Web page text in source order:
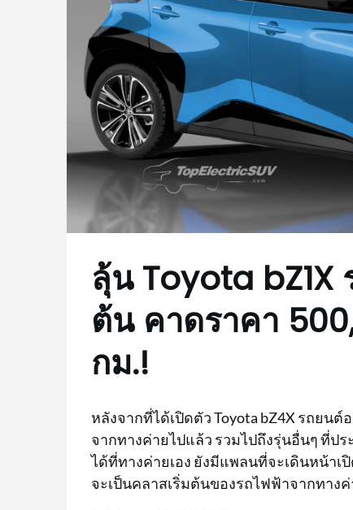
ลุ้น Toyota bZ1X
ต้น คาดราคา
กม.!
หลังจากที่ได้เปิดตัว Toyota bZ4X รถยนต์
จากทางค่ายไปแล้ว รวมไปถึงรุ่นอื่นๆ ที่ป
ได้ที่ทางค่ายเอง ยังมีแพลนที่จะเดินหน้าเ
จะเป็นคลาสเริ่มต้นของรถไฟฟ้าจากทางค่